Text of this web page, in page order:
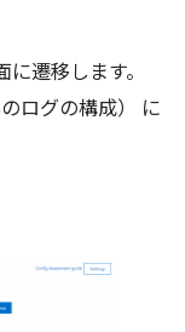
遷移します。
ログの構成） に